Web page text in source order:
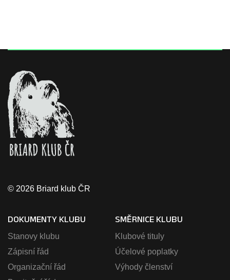
© 2026 Briard klub ČR
DOKUMENTY KLUBU
Stanovy klubu
Zápisní řád
Organizační řád
SMĚRNICE KLUBU
Klubové tituly
Účelové poplatky
Výhody členství